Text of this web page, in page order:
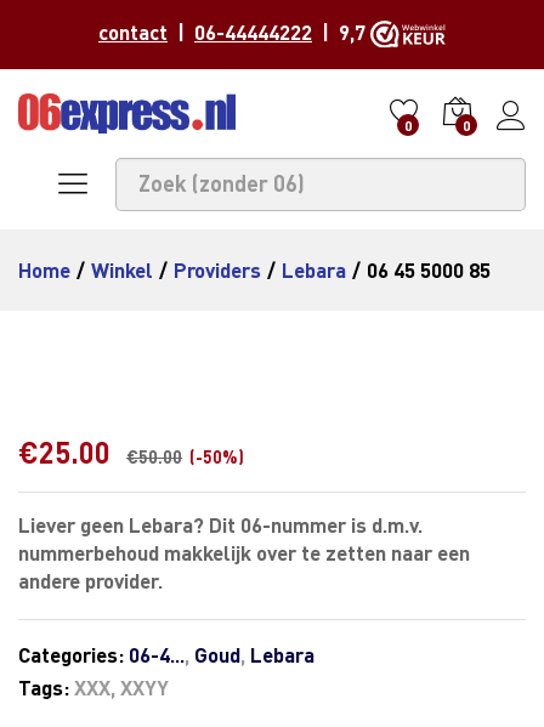
contact 06-44444222 | 9,7
0 0
Home / Winkel / Providers / Lebara / 06 45 5000 85
€25.00 €50.00 (-50%)
Liever geen Lebara? Dit 06-nummer is d.m.v.
nummerbehoud makkelijk over te zetten naar een
andere provider.
Categories: 06-4..., Goud, Lebara
Tags:XXX, XXYY